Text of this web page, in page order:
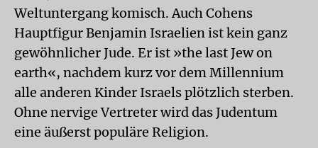
Weltuntergang komisch. Auch Cohens
Hauptfigur Benjamin Israelien ist kein ganz
gewöhnlicher Jude. Er ist »the last Jew on
earth«, nachdem kurz vor dem Millennium
alle anderen Kinder Israels plötzlich sterben.
Ohne nervige Vertreter wird das Judentum
eine äußerst populäre Religion.